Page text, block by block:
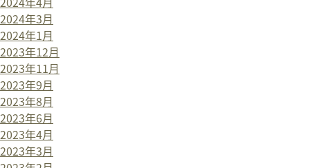
2024年3月
2024年1月
2023年12月
2023年11月
2023年9月
2023年8月
2023年6月
2023年4月
2023年3月